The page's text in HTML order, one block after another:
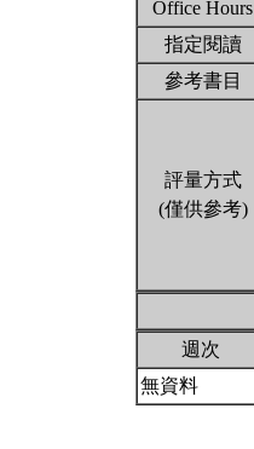
Office Hours
指定閱讀
參考書目
評量方式
(僅供參考)
週次
無資料